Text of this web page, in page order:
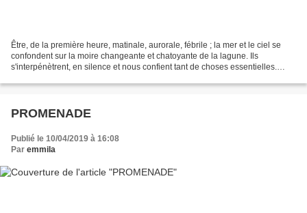
Être, de la première heure, matinale, aurorale, fébrile ; la mer et le ciel se
confondent sur la moire changeante et chatoyante de la lagune. Ils
s'interpénètrent, en silence et nous confient tant de choses essentielles.
PROMENADE
Publié le 10/04/2019 à 16:08
Par emmila